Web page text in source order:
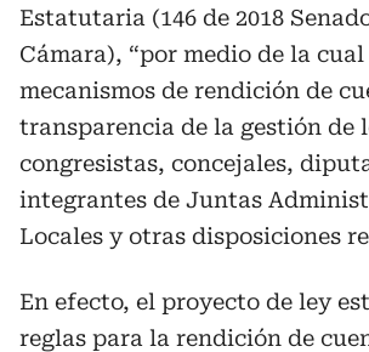
Estatutaria (146 de 2018
Cámara), “por medio de la cual
mecanismos de rendición de
transparencia de la gestión de
congresistas, concejales,
integrantes de Juntas
Locales y otras disposiciones
En efecto, el proyecto de ley
reglas para la rendición de